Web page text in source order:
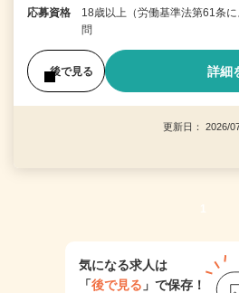
応募資格
18歳以上（労働基準法第61条
問
後で見る 詳細
更新日： 2026/
1
気になる求人は
「後で見る 」で保存！